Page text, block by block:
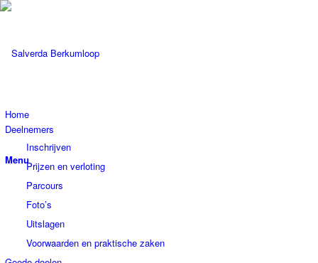
Menu
Home
Deelnemers
Inschrijven
Prijzen en verloting
Parcours
Foto’s
Uitslagen
Voorwaarden en praktische zaken